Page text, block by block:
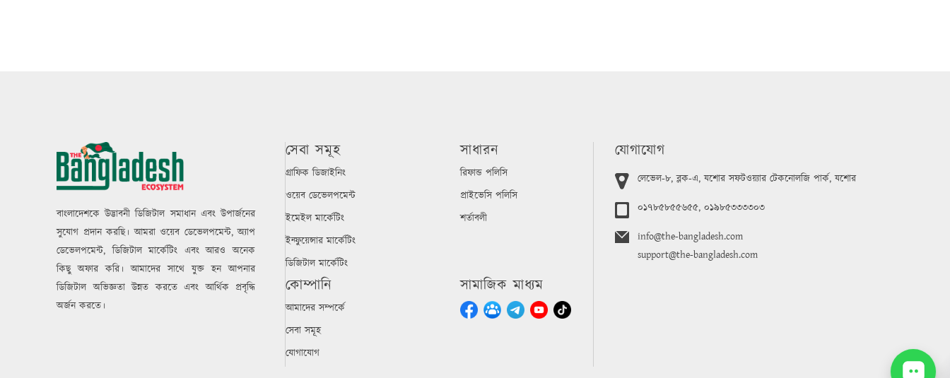
বাংলাদেশকে উদ্ভাবনী ডিজিটাল সমাধান এবং উপার্জনের
সুযোগ প্রদান করছি। আমরা ওয়েব ডেভেলপমেন্ট, অ্যাপ
ডেভেলপমেন্ট, ডিজিটাল মার্কেটিং এবং আরও অনেক
কিছু অফার করি। আমাদের সাথে যুক্ত হন আপনার
ডিজিটাল অভিজ্ঞতা উন্নত করতে এবং আর্থিক প্রবৃদ্ধি
অর্জন করতে।
সেবা সমূহ
গ্রাফিক ডিজাইনিং
ওয়েব ডেভেলপমেন্ট
ইমেইল মার্কেটিং
ইন্ফুয়েন্সার মার্কেটিং
ডিজিটাল মার্কেটিং
সাধারন
রিফান্ড পলিসি
প্রাইভেসি পলিসি
শর্তাবলী
কোম্পানি
আমাদের সম্পর্কে
সেবা সমূহ
যোগাযোগ
সামাজিক মাধ্যম
যোগাযোগ
লেভেল-৮, ব্লক-এ, যশোর সফটওয়্যার টেকনোলজি পার্ক, যশোর
০১৭৮৫৮৫৫৬৫৫, ০১৯৮৫৩৩৩৩০৩
info@the-bangladesh.com
support@the-bangladesh.com